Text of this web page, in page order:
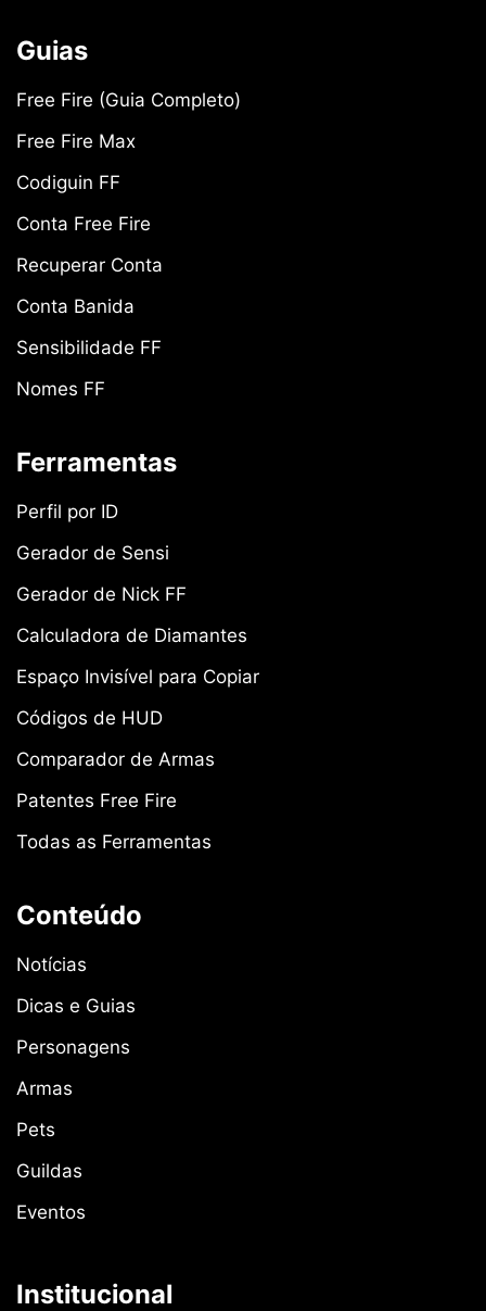
Guias
Free Fire (Guia Completo)
Free Fire Max
Codiguin FF
Conta Free Fire
Recuperar Conta
Conta Banida
Sensibilidade FF
Nomes FF
Ferramentas
Perfil por ID
Gerador de Sensi
Gerador de Nick FF
Calculadora de Diamantes
Espaço Invisível para Copiar
Códigos de HUD
Comparador de Armas
Patentes Free Fire
Todas as Ferramentas
Conteúdo
Notícias
Dicas e Guias
Personagens
Armas
Pets
Guildas
Eventos
Institucional